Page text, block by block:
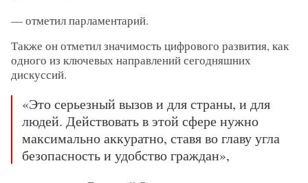
— отметил парламентарий.
Также он отметил значимость цифрового развития, как
одного из ключевых направлений сегодняшних
дискуссий.
«Это серьезный вызов и для страны, и для
людей. Действовать в этой сфере нужно
максимально аккуратно, ставя во главу угла
безопасность и удобство граждан»,